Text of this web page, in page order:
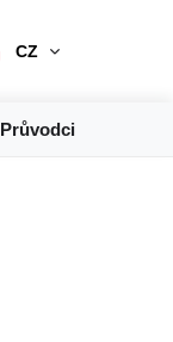
CZ
Průvodci